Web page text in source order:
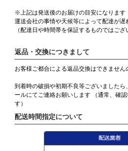
※上記は発送後のお届けの目安になります
運送会社の事情や天候等によって配達が遅
（配達日や時間帯を保証するものではござ
返品・交換につきまして
お客様ご都合による返品交換はできませ
到着時の破損や初期不良等ございましたら
ールにてご連絡お願いします （通常、確
す）
配送時間指定について